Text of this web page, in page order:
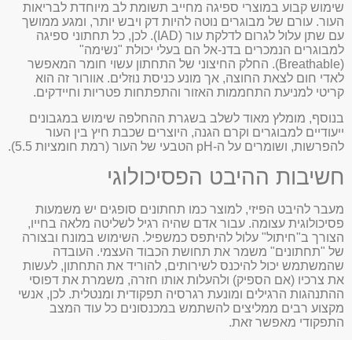
שימוש קבוע במוצרי ספיגה מחייב תשומת לב מיוחדת לבריאות
העור. עורם של מבוגרים נוטה להיות דק ויבש יותר, ומגע ממושך
עם שתן עלול לגרום לדלקת עור (IAD). לכן, כל תחתוני ספיגה
למבוגרים הנמכרים בדנ-אל הם בעלי יכולת "נשימה"
(Breathable). החלק החיצוני של התחתון עשוי חומר המאפשר
לאדי חום לצאת החוצה, אך מונע כניסת נוזלים. אוורור זה הוא
קריטי למניעת התחממות האזור והתפתחות פטריות וחיידקים.
בנוסף, מומלץ מאוד לשלב בשגרת ההחלפה שימוש במגבונים
ייעודיים למבוגרים וקרם הגנה, היוצרים שכבת חיץ בין העור
להפרשות, ושומרים על ה-pH הטבעי של העור (רמת חומציות 5.5).
חשיבות ההיבט הפסיכולוגי
מעבר להיבט הפיזי, למוצר כמו תחתונים סופגים יש משמעות
פסיכולוגית עצומה. עבור אדם שהיה רגיל לשליטה מלאה בחייו,
הצורך ב"חיתול" עלול להיתפס כמשפיל. השימוש במונח ובצורה
של "תחתונים" משמר את תחושת הכבוד העצמי. העובדה
שהמשתמש יכול להיכנס לשירותים, להוריד את התחתון, לעשות
את צרכיו (אם הספיק) ולהעלות אותו חזרה, משמרת את דפוסי
ההתנהגות הרגילים ומונעת רגרסיה תפקודית ומנטלית. לכן, אנשי
מקצוע רבים ממליצים להשתמש במכנסונים כל עוד המצב
התפקודי מאפשר זאת.